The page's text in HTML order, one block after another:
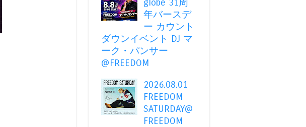
globe 31周
年バースデ
ー カウント
ダウンイベント DJ マ
ーク・パンサー
@FREEDOM
2026.08.01
FREEDOM
SATURDAY@
FREEDOM